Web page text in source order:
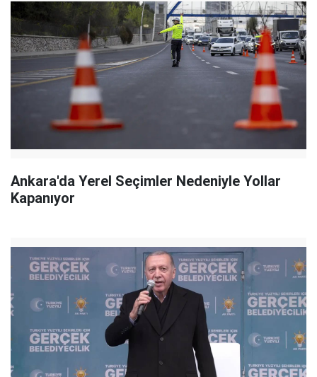
Ankara'da Yerel Seçimler Nedeniyle Yollar
Kapanıyor